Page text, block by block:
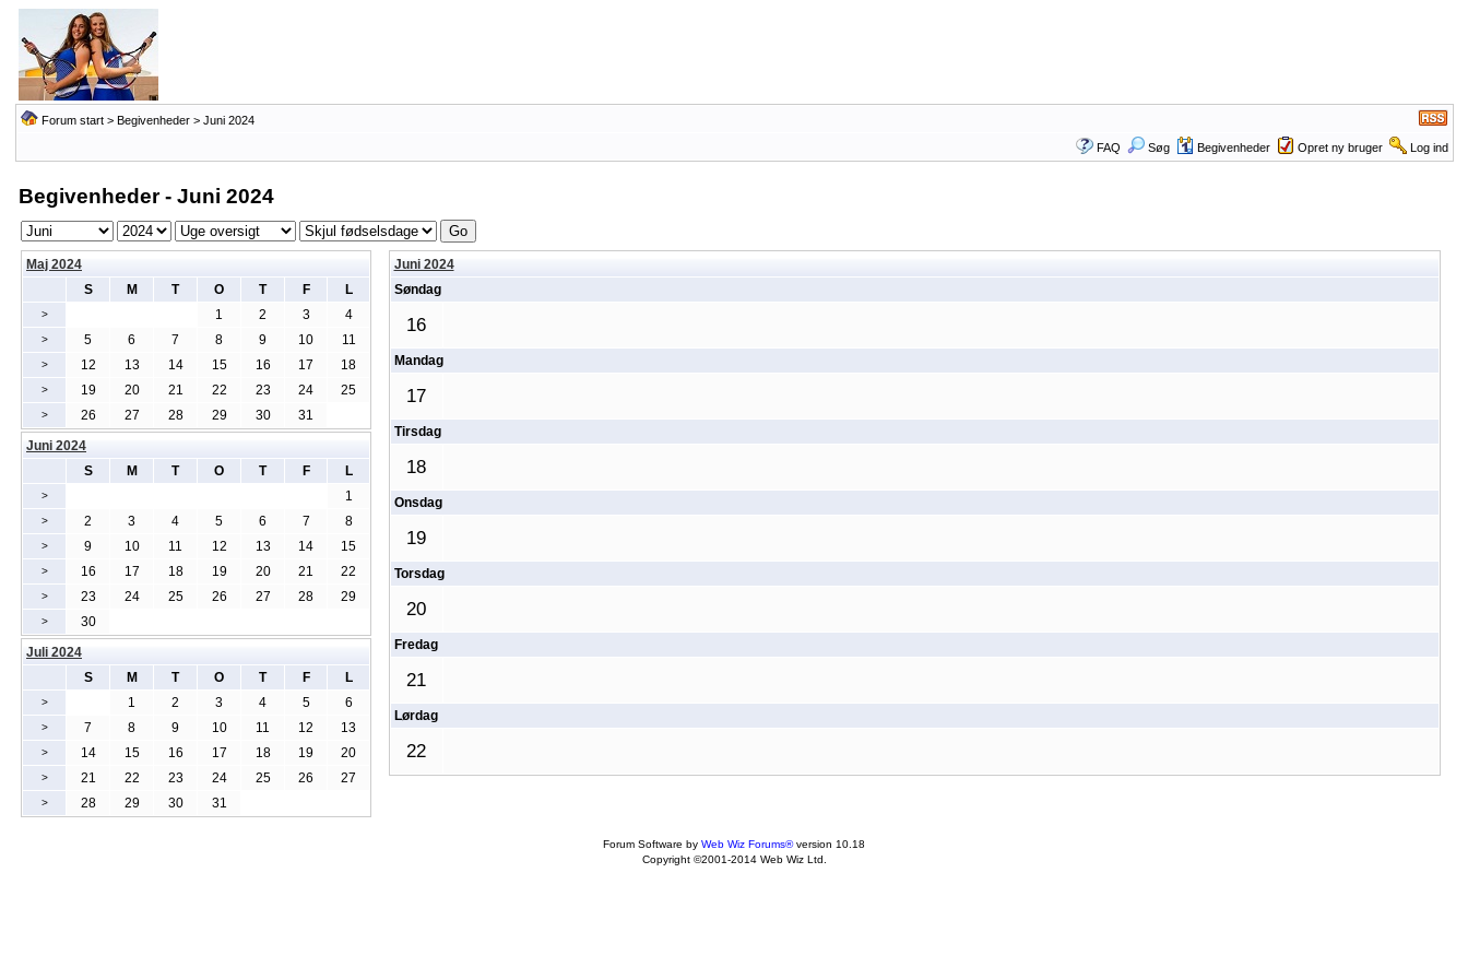
Forum start> Begivenheder> Juni 2024
FAQ Søg Begivenheder Opret ny bruger Log ind
Begivenheder - Juni 2024
Maj 2024
S
M T O T F L
> 1 2 3 4
> 5 6 7 8 9 10 11
> 12 13 14 15 16 17 18
> 19 20 21 22 23 24 25
> 26 27 28 29 30 31
Juni 2024
Søndag
16
Mandag
17
Tirsdag
18
Onsdag
19
Torsdag
20
Fredag
21
Lørdag
22
Juni 2024
S
M T O T F L
> 1
> 2 3 4 5 6 7 8
> 9 10 11 12 13 14 15
> 16 17 18 19 20 21 22
> 23 24 25 26 27 28 29
>
30
Juli 2024
S
M T O T F L
> 1 2 3 4 5 6
> 7 8 9 10 11 12 13
> 14 15 16 17 18 19 20
> 21 22 23 24 25 26 27
> 28 29 30 31
Forum Software by Web Wiz Forums®version 10.18
Copyright ©2001-2014 Web Wiz Ltd.